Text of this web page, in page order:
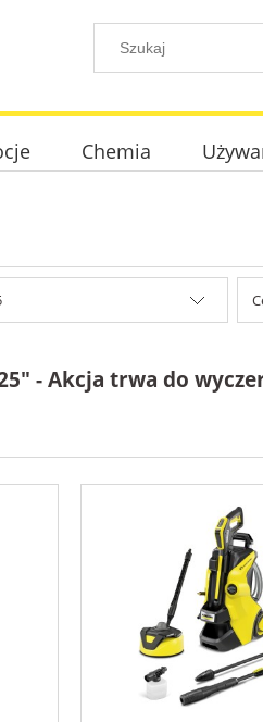
Chemia
- Akcja trwa do